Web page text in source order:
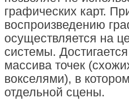
графических карт.
воспроизведению
осуществляется на
системы.
массива точек
вокселями), в
отдельной сцены.